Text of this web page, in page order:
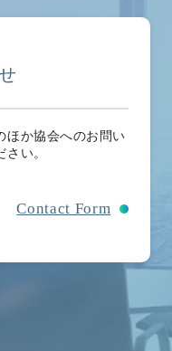
ほか協会へのお問い
い。
Contact Form